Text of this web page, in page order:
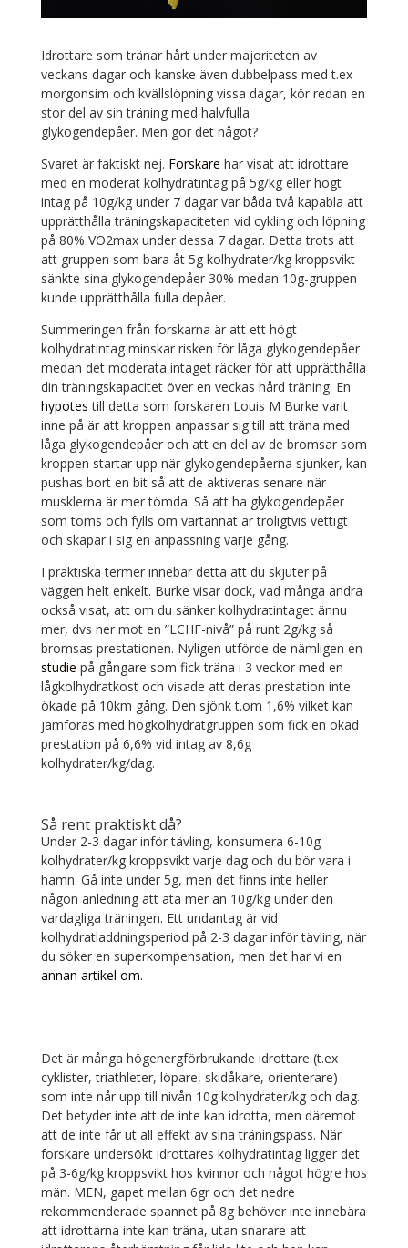
Idrottare som tränar hårt under majoriteten av
veckans dagar och kanske även dubbelpass med t.ex
morgonsim och kvällslöpning vissa dagar, kör redan en
stor del av sin träning med halvfulla
glykogendepåer. Men gör det något?
Svaret är faktiskt nej. Forskare har visat att idrottare
med en moderat kolhydratintag på 5g/kg eller högt
intag på 10g/kg under 7 dagar var båda två kapabla att
upprätthålla träningskapaciteten vid cykling och löpning
på 80% VO2max under dessa 7 dagar. Detta trots att
att gruppen som bara åt 5g kolhydrater/kg kroppsvikt
sänkte sina glykogendepåer 30% medan 10g-gruppen
kunde upprätthålla fulla depåer.
Summeringen från forskarna är att ett högt
kolhydratintag minskar risken för låga glykogendepåer
medan det moderata intaget räcker för att upprätthålla
din träningskapacitet över en veckas hård träning. En
hypotes till detta som forskaren Louis M Burke varit
inne på är att kroppen anpassar sig till att träna med
låga glykogendepåer och att en del av de bromsar som
kroppen startar upp när glykogendepåerna sjunker, kan
pushas bort en bit så att de aktiveras senare när
musklerna är mer tömda. Så att ha glykogendepåer
som töms och fylls om vartannat är troligtvis vettigt
och skapar i sig en anpassning varje gång.
I praktiska termer innebär detta att du skjuter på
väggen helt enkelt. Burke visar dock, vad många andra
också visat, att om du sänker kolhydratintaget ännu
mer, dvs ner mot en ”LCHF-nivå” på runt 2g/kg så
bromsas prestationen. Nyligen utförde de nämligen en
studie på gångare som fick träna i 3 veckor med en
lågkolhydratkost och visade att deras prestation inte
ökade på 10km gång. Den sjönk t.om 1,6% vilket kan
jämföras med högkolhydratgruppen som fick en ökad
prestation på 6,6% vid intag av 8,6g
kolhydrater/kg/dag.
Så rent praktiskt då?
Under 2-3 dagar inför tävling, konsumera 6-10g
kolhydrater/kg kroppsvikt varje dag och du bör vara i
hamn. Gå inte under 5g, men det finns inte heller
någon anledning att äta mer än 10g/kg under den
vardagliga träningen. Ett undantag är vid
kolhydratladdningsperiod på 2-3 dagar inför tävling, när
du söker en superkompensation, men det har vi en
annan artikel om.
Det är många högenergförbrukande idrottare (t.ex
cyklister, triathleter, löpare, skidåkare, orienterare)
som inte når upp till nivån 10g kolhydrater/kg och dag.
Det betyder inte att de inte kan idrotta, men däremot
att de inte får ut all effekt av sina träningspass. När
forskare undersökt idrottares kolhydratintag ligger det
på 3-6g/kg kroppsvikt hos kvinnor och något högre hos
män. MEN, gapet mellan 6gr och det nedre
rekommenderade spannet på 8g behöver inte innebära
att idrottarna inte kan träna, utan snarare att